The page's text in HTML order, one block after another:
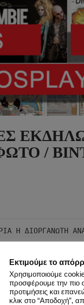
/
ΜΑΖΙΚΕΣ
Εκτιμούμε το
Χρησιμοποιούμε
προσφέρουμε την πιο
προτιμήσεις και
κλικ στο “Αποδοχή”,